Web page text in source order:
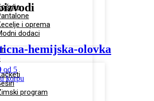
i oprema
dodaci
program
hemijska-olovka
od 5
korpu